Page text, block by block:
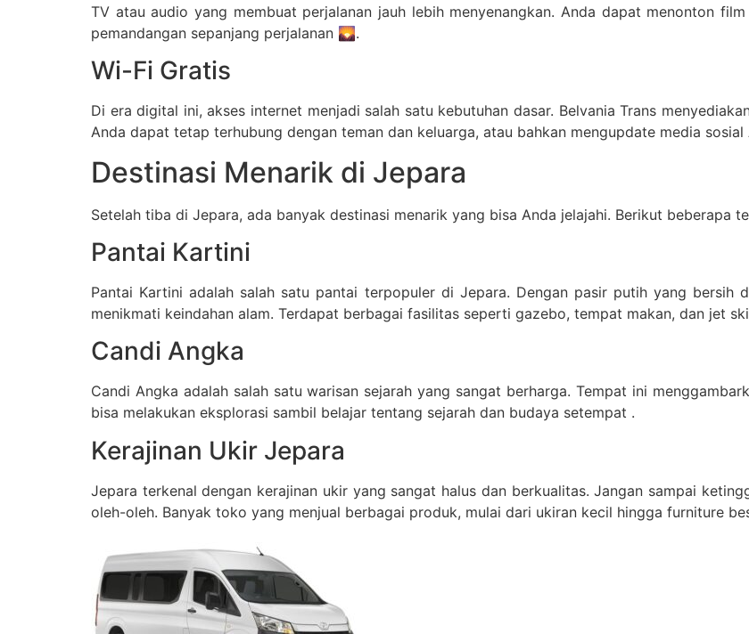
TV atau audio yang membuat perjalanan jauh lebih menyenangkan. Anda dapat menonton
pemandangan sepanjang perjalanan 🌄.
Wi-Fi Gratis
Di era digital ini, akses internet menjadi salah satu kebutuhan dasar. Belvania Trans
Anda dapat tetap terhubung dengan teman dan keluarga, atau bahkan mengupdate media sosial
Destinasi Menarik di Jepara
Setelah tiba di Jepara, ada banyak destinasi menarik yang bisa Anda jelajahi. Berikut beberapa
Pantai Kartini
Pantai Kartini adalah salah satu pantai terpopuler di Jepara. Dengan pasir putih yang bersih
menikmati keindahan alam. Terdapat berbagai fasilitas seperti gazebo, tempat makan, dan jet
Candi Angka
Candi Angka adalah salah satu warisan sejarah yang sangat berharga. Tempat ini
bisa melakukan eksplorasi sambil belajar tentang sejarah dan budaya setempat .
Kerajinan Ukir Jepara
Jepara terkenal dengan kerajinan ukir yang sangat halus dan berkualitas. Jangan sampai
oleh-oleh. Banyak toko yang menjual berbagai produk, mulai dari ukiran kecil hingga furniture